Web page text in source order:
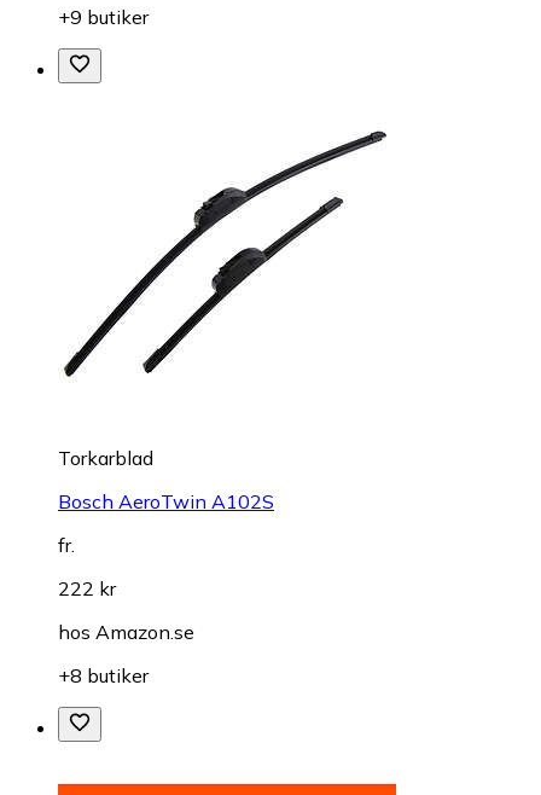
+9 butiker
Torkarblad
Bosch AeroTwin A102S
fr.
222 kr
hos Amazon.se
+8 butiker